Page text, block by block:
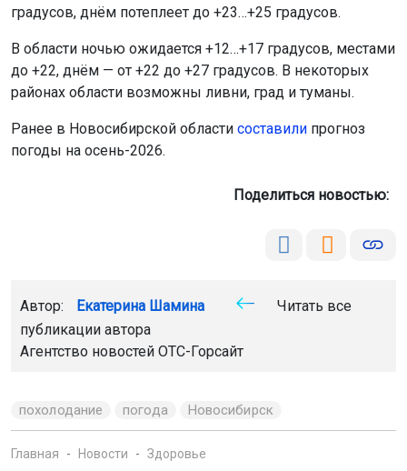
градусов, днём потеплеет до +23…+25 градусов.
В области ночью ожидается +12…+17 градусов, местами
до +22, днём — от +22 до +27 градусов. В некоторых
районах области возможны ливни, град и туманы.
Ранее в Новосибирской области составили прогноз
погоды на осень-2026.
Поделиться новостью:
Автор: Екатерина Шамина
Читать все
публикации автора
Агентство новостей ОТС-Горсайт
похолодание погода Новосибирск
Главная Новости Здоровье